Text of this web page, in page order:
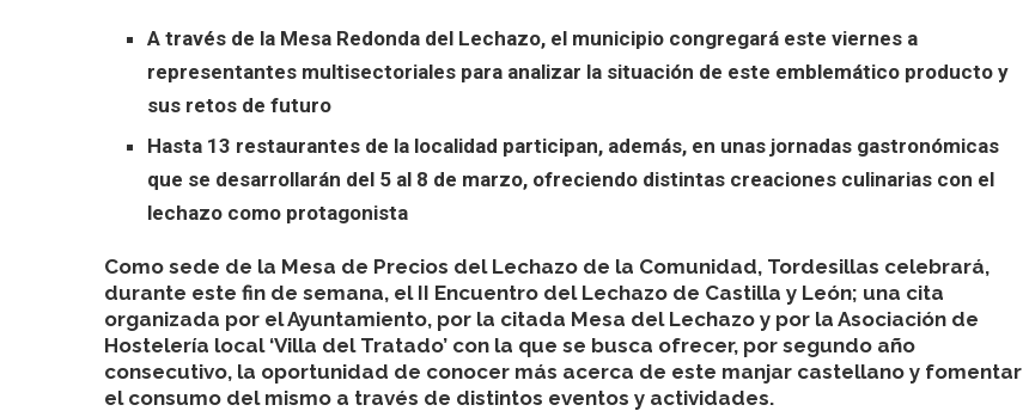
A través de la Mesa Redonda del Lechazo, el municipio congregará este viernes a
representantes multisectoriales para analizar la situación de este emblemático producto y
sus retos de futuro
Hasta 13 restaurantes de la localidad participan, además, en unas jornadas gastronómicas
que se desarrollarán del 5 al 8 de marzo, ofreciendo distintas creaciones culinarias con el
lechazo como protagonista
Como sede de la Mesa de Precios del Lechazo de la Comunidad, Tordesillas celebrará,
durante este fin de semana, el II Encuentro del Lechazo de Castilla y León; una cita
organizada por el Ayuntamiento, por la citada Mesa del Lechazo y por la Asociación de
Hostelería local ‘Villa del Tratado’ con la que se busca ofrecer, por segundo año
consecutivo, la oportunidad de conocer más acerca de este manjar castellano y fomentar
el consumo del mismo a través de distintos eventos y actividades.